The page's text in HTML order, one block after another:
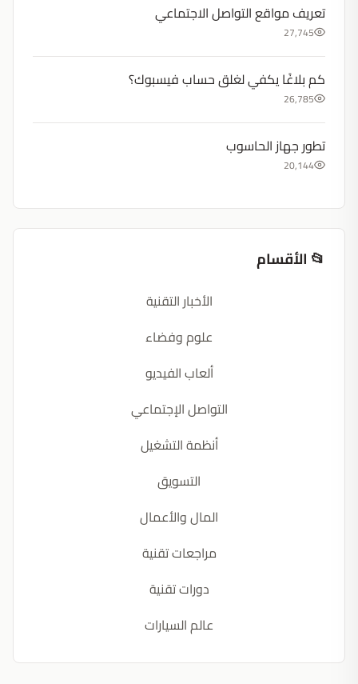
تعريف مواقع التواصل الاجتماعي
27,745
كم بلاغًا يكفي لغلق حساب فيسبوك؟
26,785
تطور جهاز الحاسوب
20,144
📂 الأقسام
الأخبار التقنية
علوم وفضاء
ألعاب الفيديو
التواصل الإجتماعي
أنظمة التشغيل
التسويق
المال والأعمال
مراجعات تقنية
دورات تقنية
عالم السيارات